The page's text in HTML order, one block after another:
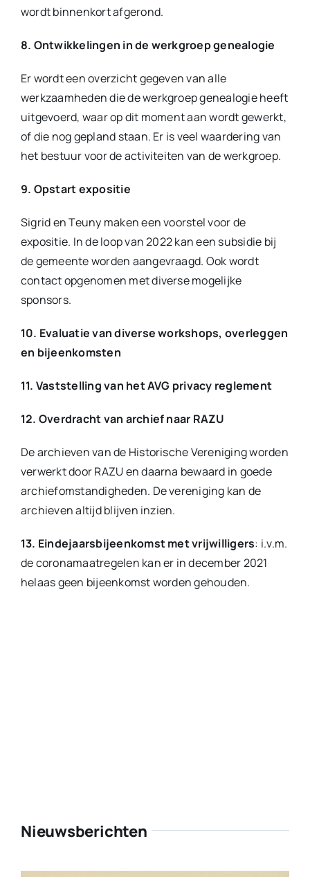
wordt binnenkort afgerond.
8. Ontwikkelingen in de werkgroep genealogie
Er wordt een overzicht gegeven van alle
werkzaamheden die de werkgroep genealogie heeft
uitgevoerd, waar op dit moment aan wordt gewerkt,
of die nog gepland staan. Er is veel waardering van
het bestuur voor de activiteiten van de werkgroep.
9. Opstart expositie
Sigrid en Teuny maken een voorstel voor de
expositie. In de loop van 2022 kan een subsidie bij
de gemeente worden aangevraagd. Ook wordt
contact opgenomen met diverse mogelijke
sponsors.
10. Evaluatie van diverse workshops, overleggen
en bijeenkomsten
11. Vaststelling van het AVG privacy reglement
12. Overdracht van archief naar RAZU
De archieven van de Historische Vereniging worden
verwerkt door RAZU en daarna bewaard in goede
archiefomstandigheden. De vereniging kan de
archieven altijd blijven inzien.
13. Eindejaarsbijeenkomst met vrijwilligers: i.v.m.
de coronamaatregelen kan er in december 2021
helaas geen bijeenkomst worden gehouden.
Nieuwsberichten